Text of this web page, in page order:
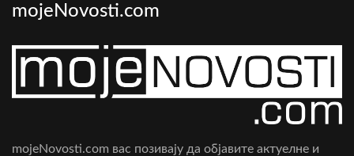
mojeNovosti.com
mojeNovosti.com вас позивају да објавите актуелне и